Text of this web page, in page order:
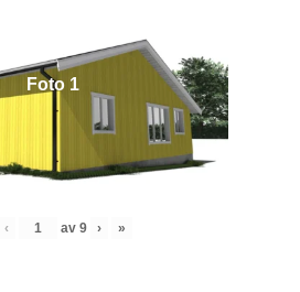
Foto 1
‹ av 9 › »